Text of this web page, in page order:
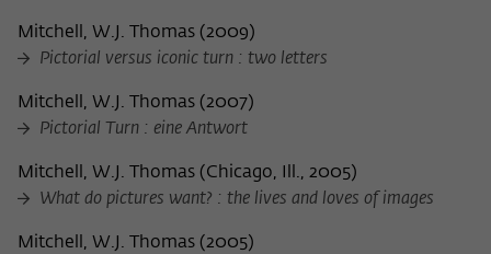
Mitchell, W.J. Thomas (2009)
Pictorial versus iconic turn : two letters
Mitchell, W.J. Thomas (2007)
Pictorial Turn : eine Antwort
Mitchell, W.J. Thomas (Chicago, Ill., 2005)
What do pictures want? : the lives and loves of images
Mitchell, W.J. Thomas (2005)